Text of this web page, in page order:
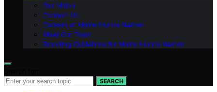
Our Vision
Contact Us
Careers at Meine Hunde Namen
Meet Our Team
Branding Guidelines for Meine Hunde Namen
SEARCH